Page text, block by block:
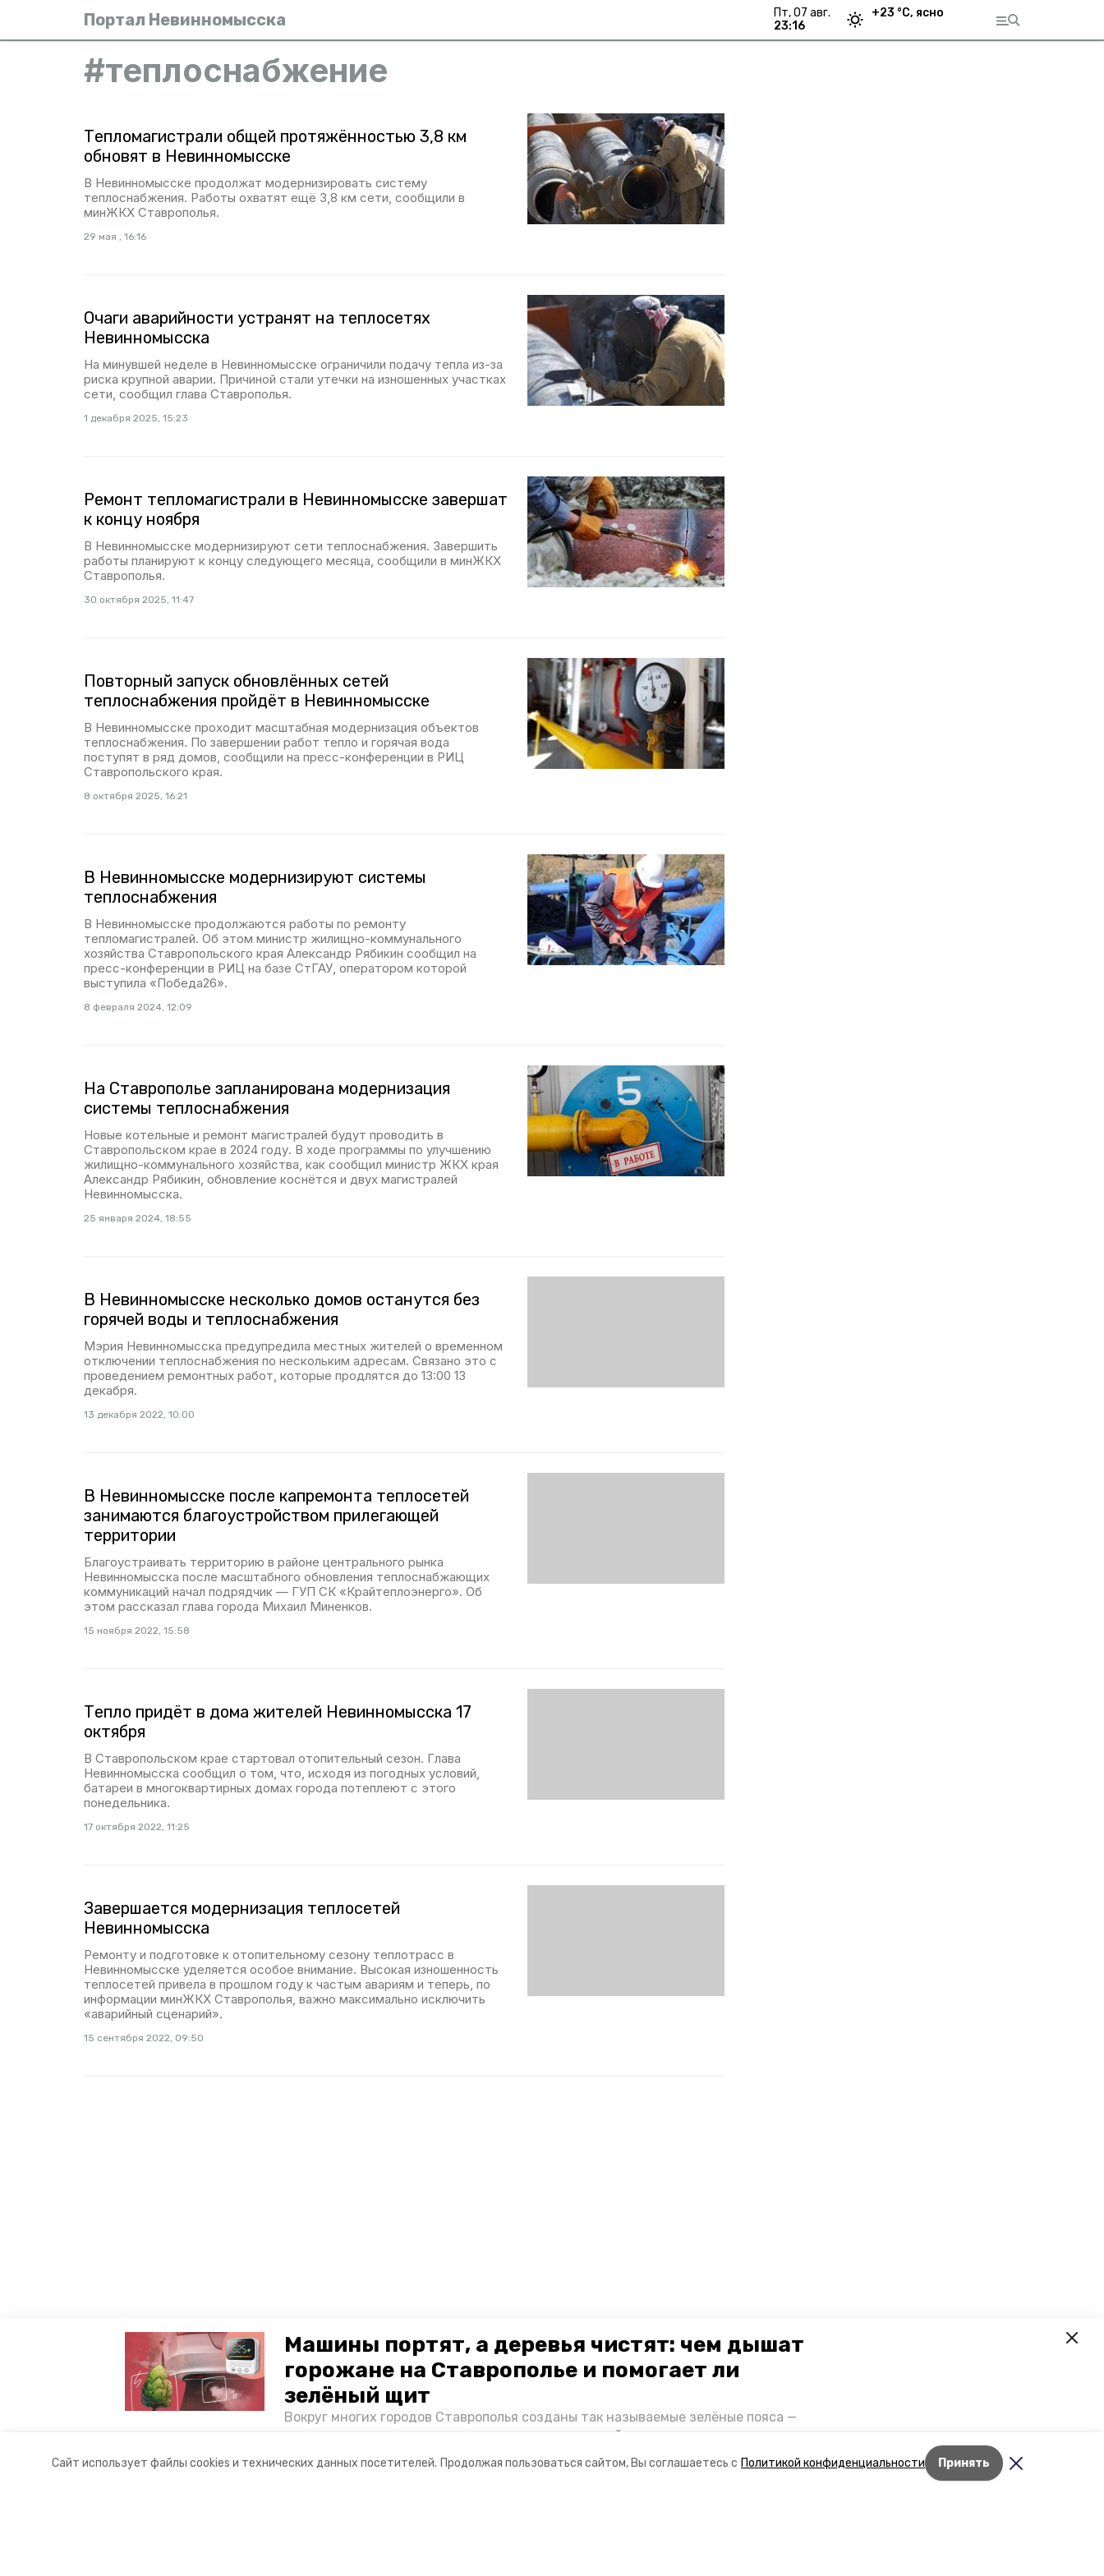
Сайт использует файлы cookies и технических данных посетителей. Продолжая пользоваться сайтом, Вы соглашаетесь с Политикой конфиденциальности Принять
Машины портят, а деревья чистят: чем дышат
горожане на Ставрополье и помогает ли
зелёный щит
Вокруг многих городов Ставрополья созданы так называемые зелёные пояса —
лесопарковые зоны, снижающие негативное воздействие выхлопных газов на
и каким воздухом дышат жители края, узнала корреспондент «Победы26».
Портал Невинномысска
пт, 07 авг.
23:16
+23 °С, ясно
#теплоснабжение
Тепломагистрали общей протяжённостью 3,8 км
обновят в Невинномысске
В Невинномысске продолжат модернизировать систему
теплоснабжения. Работы охватят ещё 3,8 км сети, сообщили в
минЖКХ Ставрополья.
29 мая , 16:16
Очаги аварийности устранят на теплосетях
Невинномысска
На минувшей неделе в Невинномысске ограничили подачу тепла из-за
риска крупной аварии. Причиной стали утечки на изношенных участках
сети, сообщил глава Ставрополья.
1 декабря 2025, 15:23
Ремонт тепломагистрали в Невинномысске завершат
к концу ноября
В Невинномысске модернизируют сети теплоснабжения. Завершить
работы планируют к концу следующего месяца, сообщили в минЖКХ
Ставрополья.
30 октября 2025, 11:47
Повторный запуск обновлённых сетей
теплоснабжения пройдёт в Невинномысске
В Невинномысске проходит масштабная модернизация объектов
теплоснабжения. По завершении работ тепло и горячая вода
поступят в ряд домов, сообщили на пресс-конференции в РИЦ
Ставропольского края.
8 октября 2025, 16:21
В Невинномысске модернизируют системы
теплоснабжения
В Невинномысске продолжаются работы по ремонту
тепломагистралей. Об этом министр жилищно-коммунального
хозяйства Ставропольского края Александр Рябикин сообщил на
пресс-конференции в РИЦ на базе СтГАУ, оператором которой
выступила «Победа26».
8 февраля 2024, 12:09
На Ставрополье запланирована модернизация
системы теплоснабжения
Новые котельные и ремонт магистралей будут проводить в
Ставропольском крае в 2024 году. В ходе программы по улучшению
жилищно-коммунального хозяйства, как сообщил министр ЖКХ края
Александр Рябикин, обновление коснётся и двух магистралей
Невинномысска.
25 января 2024, 18:55
В Невинномысске несколько домов останутся без
горячей воды и теплоснабжения
Мэрия Невинномысска предупредила местных жителей о временном
отключении теплоснабжения по нескольким адресам. Связано это с
проведением ремонтных работ, которые продлятся до 13:00 13
декабря.
13 декабря 2022, 10:00
В Невинномысске после капремонта теплосетей
занимаются благоустройством прилегающей
территории
Благоустраивать территорию в районе центрального рынка
Невинномысска после масштабного обновления теплоснабжающих
коммуникаций начал подрядчик — ГУП СК «Крайтеплоэнерго». Об
этом рассказал глава города Михаил Миненков.
15 ноября 2022, 15:58
Тепло придёт в дома жителей Невинномысска 17
октября
В Ставропольском крае стартовал отопительный сезон. Глава
Невинномысска сообщил о том, что, исходя из погодных условий,
батареи в многоквартирных домах города потеплеют с этого
понедельника.
17 октября 2022, 11:25
Завершается модернизация теплосетей
Невинномысска
Ремонту и подготовке к отопительному сезону теплотрасс в
Невинномысске уделяется особое внимание. Высокая изношенность
теплосетей привела в прошлом году к частым авариям и теперь, по
информации минЖКХ Ставрополья, важно максимально исключить
«аварийный сценарий».
15 сентября 2022, 09:50
Разделы
О компании
Мы в соцсетях